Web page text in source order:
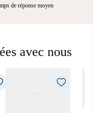
de réponse moyen
avec nous